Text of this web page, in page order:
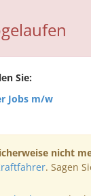
Sie:
Jobs m/w
nicht
. Sagen